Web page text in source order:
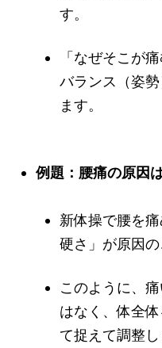
す。
「なぜそこが
バランス（姿
ます。
例題：腰痛の原因
新体操で腰を
硬さ」が原因の
このように、
はなく、体全
て捉えて調整し